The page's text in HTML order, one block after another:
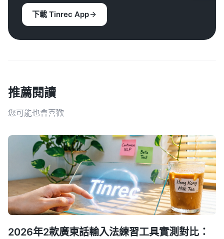
下載 Tinrec App
推薦閱讀
您可能也會喜歡
2026年2款廣東話輸入法練習工具實測對比：